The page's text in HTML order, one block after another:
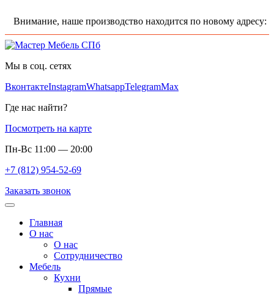
Внимание, наше производство находится по новому адресу:
Мы в соц. сетях
ВконтактеInstagramWhatsappTelegramMax
Где нас найти?
Посмотреть на карте
Пн-Вс 11:00 — 20:00
+7 (812) 954-52-69
Заказать звонок
Главная
О нас
О нас
Сотрудничество
Мебель
Кухни
Прямые